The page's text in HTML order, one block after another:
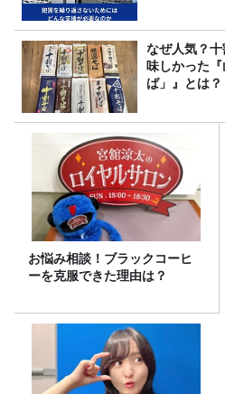
なぜ人気？
味しかった
ば」』とは？
お悩み相談！ブラックコーヒ
ーを克服できた理由は？